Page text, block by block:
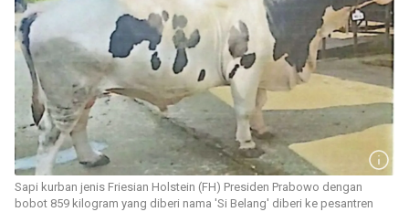
Sapi kurban jenis Friesian Holstein (FH) Presiden Prabowo dengan
bobot 859 kilogram yang diberi nama 'Si Belang' diberi ke pesantren